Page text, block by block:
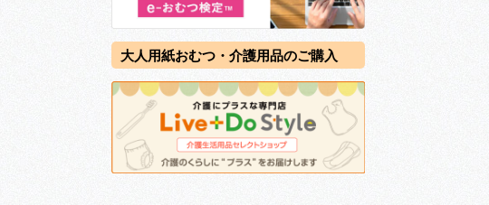
大人用紙おむつ・介護用品のご購入